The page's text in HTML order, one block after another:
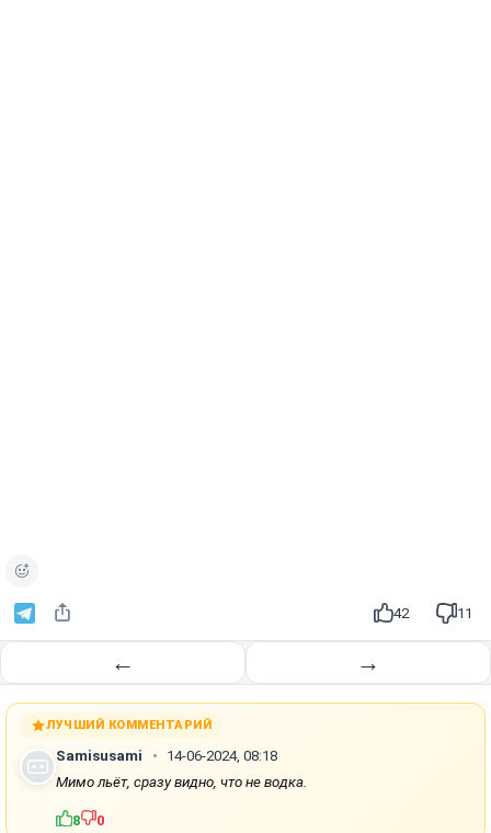
42 11
← →
ЛУЧШИЙ КОММЕНТАРИЙ
Samisusami
14-06-2024, 08:18
Мимо льёт, сразу видно, что не водка.
8 0